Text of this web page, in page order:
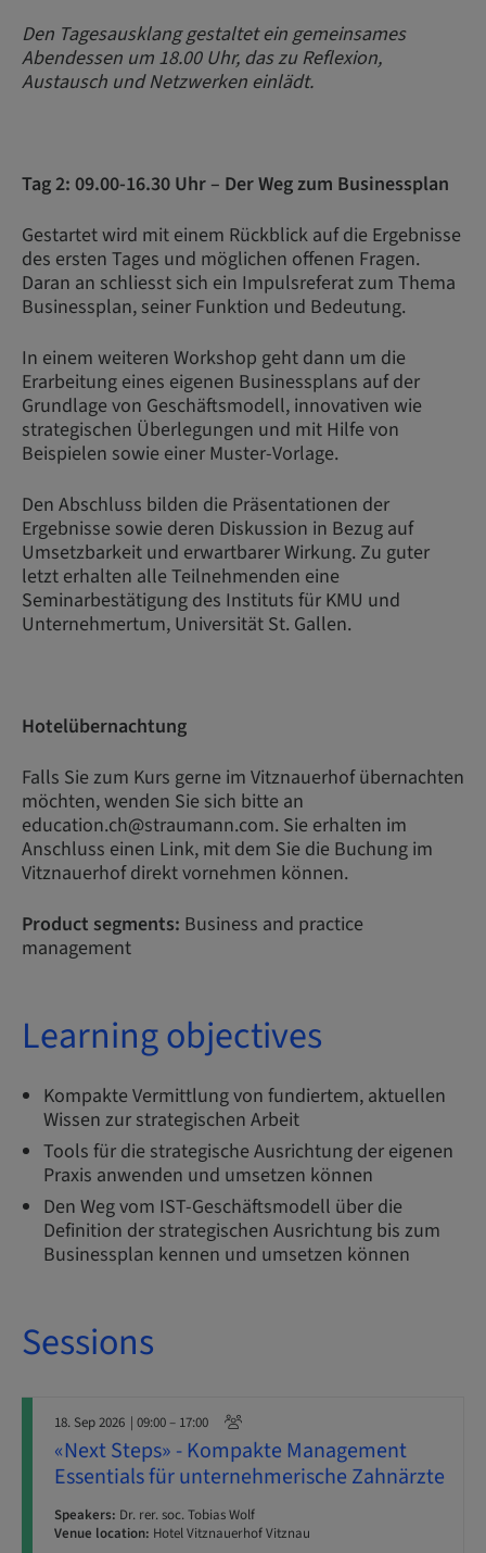
Den Tagesausklang gestaltet ein gemeinsames
Abendessen um 18.00 Uhr, das zu Reflexion,
Austausch und Netzwerken einlädt.
Tag 2: 09.00-16.30 Uhr – Der Weg zum Businessplan
Gestartet wird mit einem Rückblick auf die Ergebnisse
des ersten Tages und möglichen offenen Fragen.
Daran an schliesst sich ein Impulsreferat zum Thema
Businessplan, seiner Funktion und Bedeutung.
In einem weiteren Workshop geht dann um die
Erarbeitung eines eigenen Businessplans auf der
Grundlage von Geschäftsmodell, innovativen wie
strategischen Überlegungen und mit Hilfe von
Beispielen sowie einer Muster-Vorlage.
Den Abschluss bilden die Präsentationen der
Ergebnisse sowie deren Diskussion in Bezug auf
Umsetzbarkeit und erwartbarer Wirkung. Zu guter
letzt erhalten alle Teilnehmenden eine
Seminarbestätigung des Instituts für KMU und
Unternehmertum, Universität St. Gallen.
Hotelübernachtung
Falls Sie zum Kurs gerne im Vitznauerhof übernachten
möchten, wenden Sie sich bitte an
education.ch@straumann.com. Sie erhalten im
Anschluss einen Link, mit dem Sie die Buchung im
Vitznauerhof direkt vornehmen können.
Product segments: Business and practice
management
Learning objectives
Kompakte Vermittlung von fundiertem, aktuellen
Wissen zur strategischen Arbeit
Tools für die strategische Ausrichtung der eigenen
Praxis anwenden und umsetzen können
Den Weg vom IST-Geschäftsmodell über die
Definition der strategischen Ausrichtung bis zum
Businessplan kennen und umsetzen können
Sessions
18. Sep 2026 | 09:00 – 17:00
«Next Steps» - Kompakte Management
Essentials für unternehmerische Zahnärzte
Speakers: Dr. rer. soc. Tobias Wolf
Venue location: Hotel Vitznauerhof Vitznau